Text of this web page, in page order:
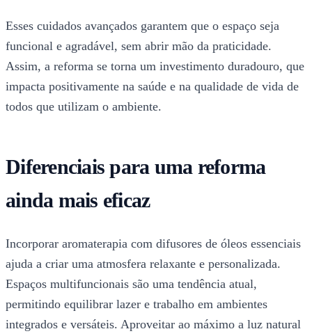
Esses cuidados avançados garantem que o espaço seja
funcional e agradável, sem abrir mão da praticidade.
Assim, a reforma se torna um investimento duradouro, que
impacta positivamente na saúde e na qualidade de vida de
todos que utilizam o ambiente.
Diferenciais para uma reforma
ainda mais eficaz
Incorporar aromaterapia com difusores de óleos essenciais
ajuda a criar uma atmosfera relaxante e personalizada.
Espaços multifuncionais são uma tendência atual,
permitindo equilibrar lazer e trabalho em ambientes
integrados e versáteis. Aproveitar ao máximo a luz natural